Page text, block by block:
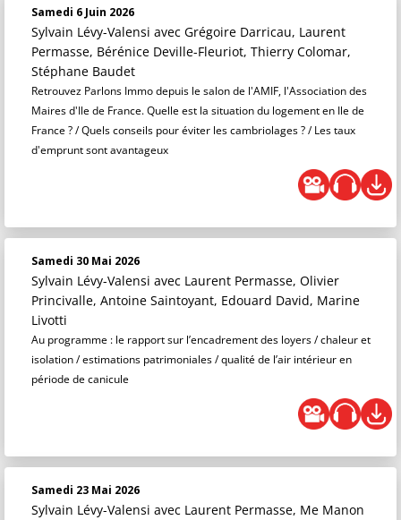
Samedi 6 Juin 2026
Sylvain Lévy-Valensi avec Grégoire Darricau, Laurent
Permasse, Bérénice Deville-Fleuriot, Thierry Colomar,
Stéphane Baudet
Retrouvez Parlons Immo depuis le salon de l'AMIF, l'Association des
Maires d'Ile de France. Quelle est la situation du logement en Ile de
France ? / Quels conseils pour éviter les cambriolages ? / Les taux
d'emprunt sont avantageux
Samedi 30 Mai 2026
Sylvain Lévy-Valensi avec Laurent Permasse, Olivier
Princivalle, Antoine Saintoyant, Edouard David, Marine
Livotti
Au programme : le rapport sur l’encadrement des loyers / chaleur et
isolation / estimations patrimoniales / qualité de l’air intérieur en
période de canicule
Samedi 23 Mai 2026
Sylvain Lévy-Valensi avec Laurent Permasse, Me Manon